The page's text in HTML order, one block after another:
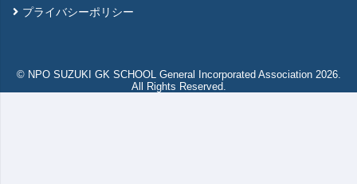
プライバシーポリシー
© NPO SUZUKI GK SCHOOL General Incorporated Association 2026.
All Rights Reserved.